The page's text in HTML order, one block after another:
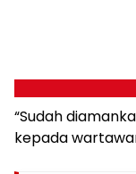
“Sudah
kepada